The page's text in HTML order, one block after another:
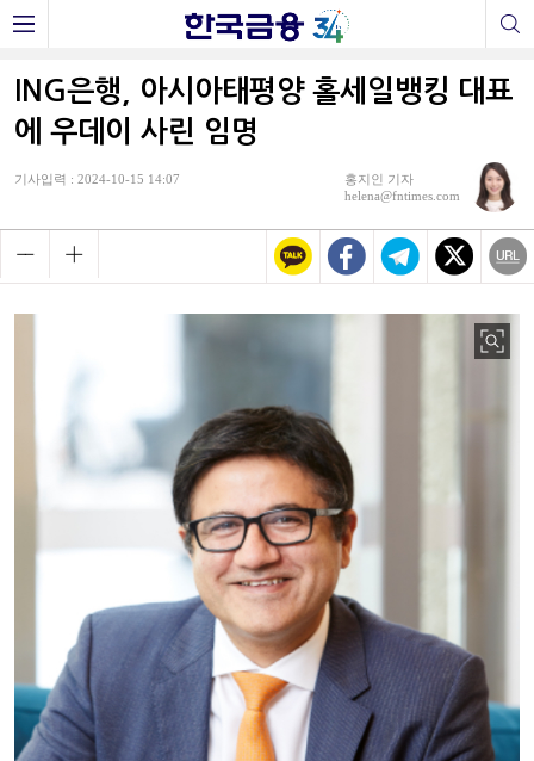
ING은행, 아시아태평양 홀세일뱅킹 대표
에 우데이 사린 임명
기사입력 : 2024-10-15 14:07
홍지인 기자
helena@fntimes.com